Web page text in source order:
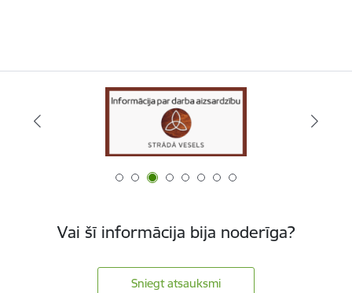
Vai šī informācija bija noderīga?
Sniegt atsauksmi